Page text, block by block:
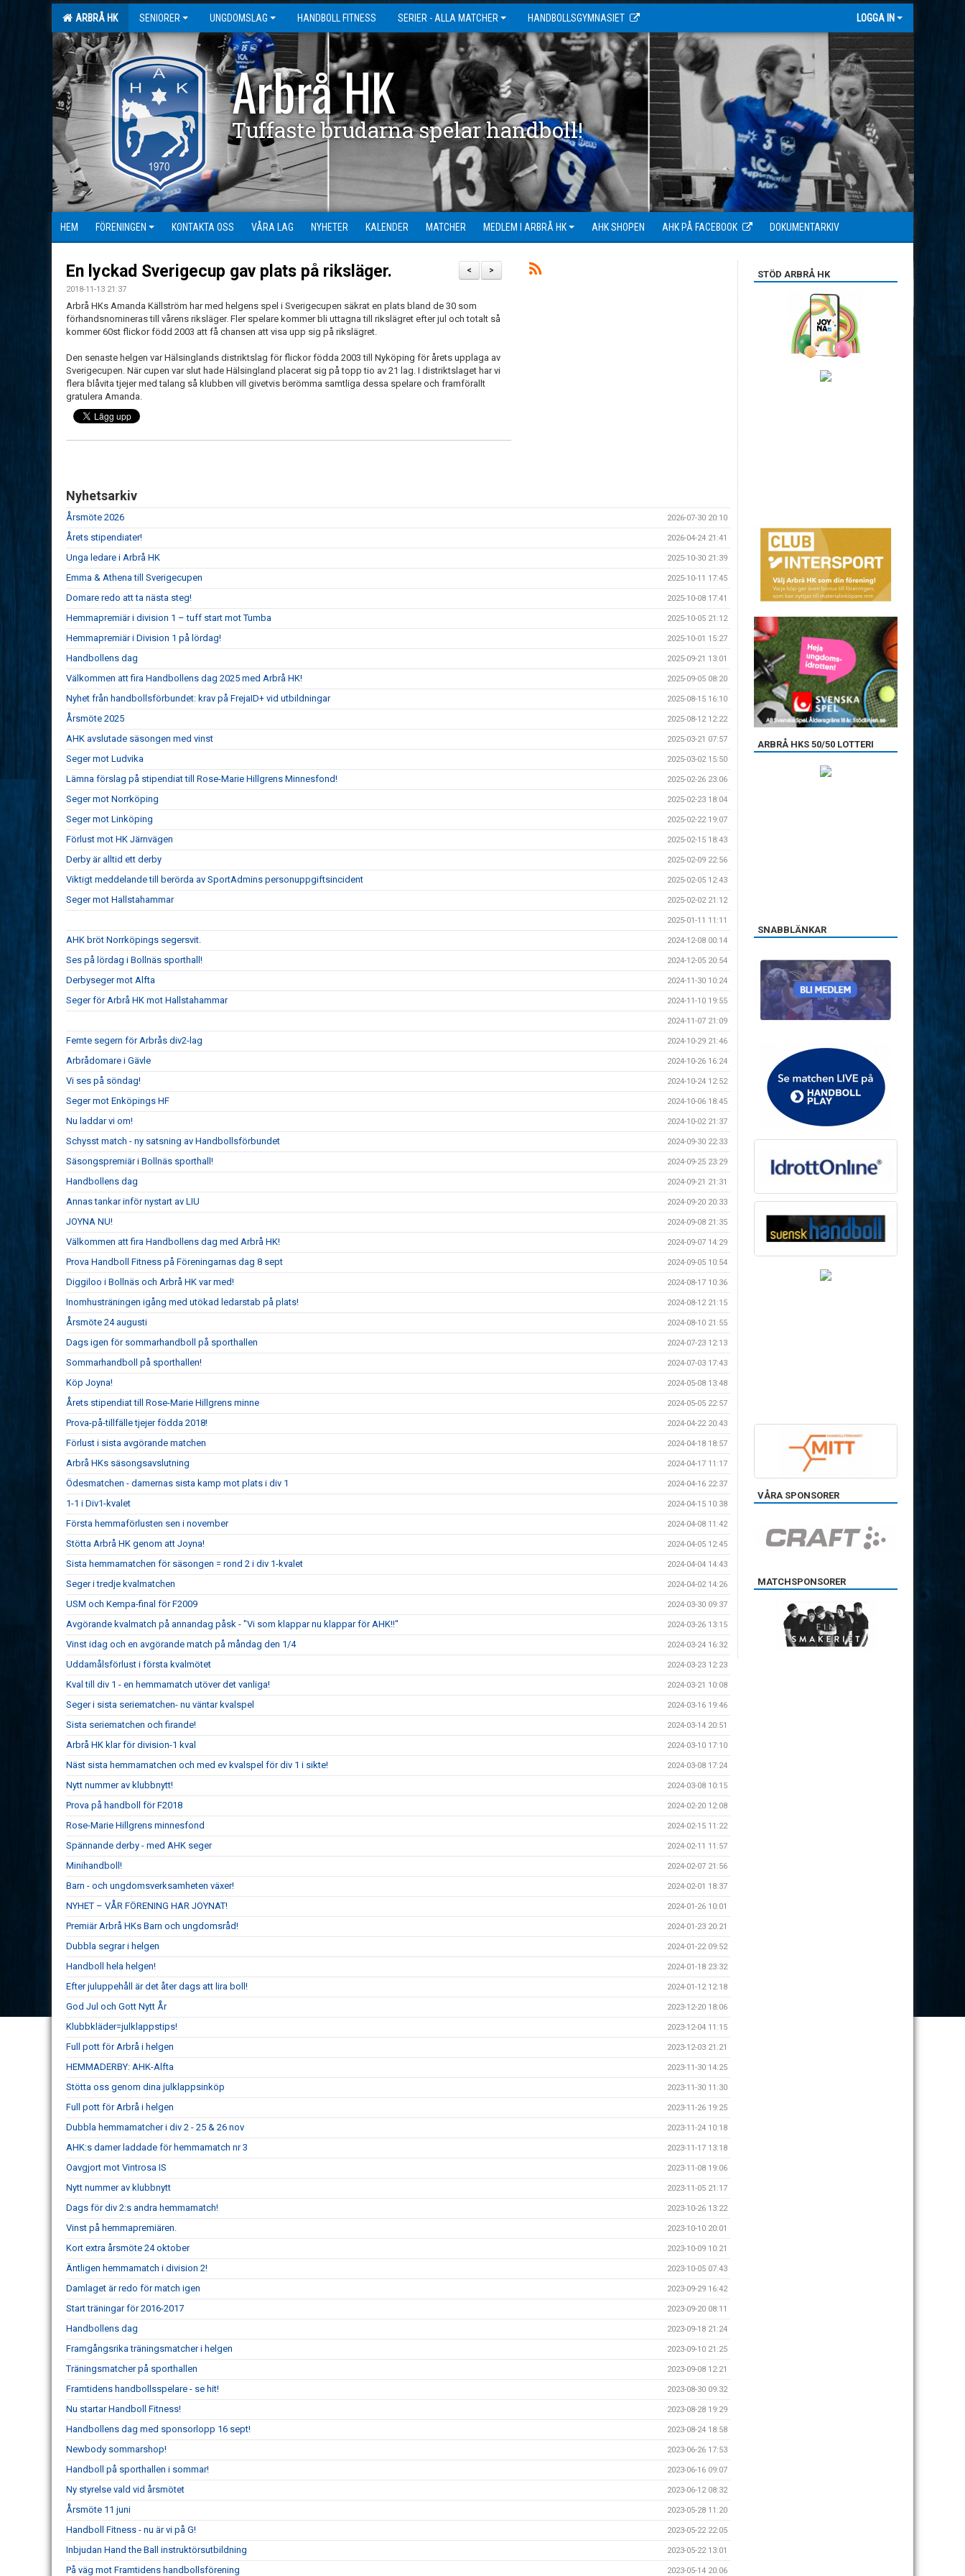
ARBRÅ HK SENIORER UNGDOMSLAG HANDBOLL FITNESS SERIER - ALLA MATCHER HANDBOLLSGYMNASIET LOGGA IN
Arbrå HK
Tuffaste brudarna spelar handboll!
HEM FÖRENINGEN KONTAKTA OSS VÅRA LAG NYHETER KALENDER MATCHER MEDLEM I ARBRÅ HK AHK SHOPEN AHK PÅ FACEBOOK DOKUMENTARKIV
>
<
En lyckad Sverigecup gav plats på riksläger.
2018-11-13 21:37
Arbrå HKs Amanda Källström har med helgens spel i Sverigecupen säkrat en plats bland de 30 som
förhandsnomineras till vårens riksläger. Fler spelare kommer bli uttagna till rikslägret efter jul och totalt så
kommer 60st flickor född 2003 att få chansen att visa upp sig på rikslägret.
Den senaste helgen var Hälsinglands distriktslag för flickor födda 2003 till Nyköping för årets upplaga av
Sverigecupen. När cupen var slut hade Hälsingland placerat sig på topp tio av 21 lag. I distriktslaget har vi
flera blåvita tjejer med talang så klubben vill givetvis berömma samtliga dessa spelare och framförallt
gratulera Amanda.
Nyhetsarkiv
Årsmöte 2026 2026-07-30 20:10
Årets stipendiater! 2026-04-24 21:41
Unga ledare i Arbrå HK 2025-10-30 21:39
Emma & Athena till Sverigecupen 2025-10-11 17:45
Domare redo att ta nästa steg! 2025-10-08 17:41
Hemmapremiär i division 1 – tuff start mot Tumba 2025-10-05 21:12
Hemmapremiär i Division 1 på lördag! 2025-10-01 15:27
Handbollens dag 2025-09-21 13:01
Välkommen att fira Handbollens dag 2025 med Arbrå HK! 2025-09-05 08:20
Nyhet från handbollsförbundet: krav på FrejaID+ vid utbildningar 2025-08-15 16:10
Årsmöte 2025 2025-08-12 12:22
AHK avslutade säsongen med vinst 2025-03-21 07:57
Seger mot Ludvika 2025-03-02 15:50
Lämna förslag på stipendiat till Rose-Marie Hillgrens Minnesfond! 2025-02-26 23:06
Seger mot Norrköping 2025-02-23 18:04
Seger mot Linköping 2025-02-22 19:07
Förlust mot HK Järnvägen 2025-02-15 18:43
Derby är alltid ett derby 2025-02-09 22:56
Viktigt meddelande till berörda av SportAdmins personuppgiftsincident 2025-02-05 12:43
Seger mot Hallstahammar 2025-02-02 21:12
2025-01-11 11:11
AHK bröt Norrköpings segersvit. 2024-12-08 00:14
Ses på lördag i Bollnäs sporthall! 2024-12-05 20:54
Derbyseger mot Alfta 2024-11-30 10:24
Seger för Arbrå HK mot Hallstahammar 2024-11-10 19:55
2024-11-07 21:09
Femte segern för Arbrås div2-lag 2024-10-29 21:46
Arbrådomare i Gävle 2024-10-26 16:24
Vi ses på söndag! 2024-10-24 12:52
Seger mot Enköpings HF 2024-10-06 18:45
Nu laddar vi om! 2024-10-02 21:37
Schysst match - ny satsning av Handbollsförbundet 2024-09-30 22:33
Säsongspremiär i Bollnäs sporthall! 2024-09-25 23:29
Handbollens dag 2024-09-21 21:31
Annas tankar inför nystart av LIU 2024-09-20 20:33
JOYNA NU! 2024-09-08 21:35
Välkommen att fira Handbollens dag med Arbrå HK! 2024-09-07 14:29
Prova Handboll Fitness på Föreningarnas dag 8 sept 2024-09-05 10:54
Diggiloo i Bollnäs och Arbrå HK var med! 2024-08-17 10:36
Inomhusträningen igång med utökad ledarstab på plats! 2024-08-12 21:15
Årsmöte 24 augusti 2024-08-10 21:55
Dags igen för sommarhandboll på sporthallen 2024-07-23 12:13
Sommarhandboll på sporthallen! 2024-07-03 17:43
Köp Joyna! 2024-05-08 13:48
Årets stipendiat till Rose-Marie Hillgrens minne 2024-05-05 22:57
Prova-på-tillfälle tjejer födda 2018! 2024-04-22 20:43
Förlust i sista avgörande matchen 2024-04-18 18:57
Arbrå HKs säsongsavslutning 2024-04-17 11:17
Ödesmatchen - damernas sista kamp mot plats i div 1 2024-04-16 22:37
1-1 i Div1-kvalet 2024-04-15 10:38
Första hemmaförlusten sen i november 2024-04-08 11:42
Stötta Arbrå HK genom att Joyna! 2024-04-05 12:45
Sista hemmamatchen för säsongen = rond 2 i div 1-kvalet 2024-04-04 14:43
Seger i tredje kvalmatchen 2024-04-02 14:26
USM och Kempa-final för F2009 2024-03-30 09:37
Avgörande kvalmatch på annandag påsk - "Vi som klappar nu klappar för AHK!!" 2024-03-26 13:15
Vinst idag och en avgörande match på måndag den 1/4 2024-03-24 16:32
Uddamålsförlust i första kvalmötet 2024-03-23 12:23
Kval till div 1 - en hemmamatch utöver det vanliga! 2024-03-21 10:08
Seger i sista seriematchen- nu väntar kvalspel 2024-03-16 19:46
Sista seriematchen och firande! 2024-03-14 20:51
Arbrå HK klar för division-1 kval 2024-03-10 17:10
Näst sista hemmamatchen och med ev kvalspel för div 1 i sikte! 2024-03-08 17:24
Nytt nummer av klubbnytt! 2024-03-08 10:15
Prova på handboll för F2018 2024-02-20 12:08
Rose-Marie Hillgrens minnesfond 2024-02-15 11:22
Spännande derby - med AHK seger 2024-02-11 11:57
Minihandboll! 2024-02-07 21:56
Barn - och ungdomsverksamheten växer! 2024-02-01 18:37
NYHET – VÅR FÖRENING HAR JOYNAT! 2024-01-26 10:01
Premiär Arbrå HKs Barn och ungdomsråd! 2024-01-23 20:21
Dubbla segrar i helgen 2024-01-22 09:52
Handboll hela helgen! 2024-01-18 23:32
Efter juluppehåll är det åter dags att lira boll! 2024-01-12 12:18
God Jul och Gott Nytt År 2023-12-20 18:06
Klubbkläder=julklappstips! 2023-12-04 11:15
Full pott för Arbrå i helgen 2023-12-03 21:21
HEMMADERBY: AHK-Alfta 2023-11-30 14:25
Stötta oss genom dina julklappsinköp 2023-11-30 11:30
Full pott för Arbrå i helgen 2023-11-26 19:25
Dubbla hemmamatcher i div 2 - 25 & 26 nov 2023-11-24 10:18
AHK:s damer laddade för hemmamatch nr 3 2023-11-17 13:18
Oavgjort mot Vintrosa IS 2023-11-08 19:06
Nytt nummer av klubbnytt 2023-11-05 21:17
Dags för div 2:s andra hemmamatch! 2023-10-26 13:22
Vinst på hemmapremiären. 2023-10-10 20:01
Kort extra årsmöte 24 oktober 2023-10-09 10:21
Äntligen hemmamatch i division 2! 2023-10-05 07:43
Damlaget är redo för match igen 2023-09-29 16:42
Start träningar för 2016-2017 2023-09-20 08:11
Handbollens dag 2023-09-18 21:24
Framgångsrika träningsmatcher i helgen 2023-09-10 21:25
Träningsmatcher på sporthallen 2023-09-08 12:21
Framtidens handbollsspelare - se hit! 2023-08-30 09:32
Nu startar Handboll Fitness! 2023-08-28 19:29
Handbollens dag med sponsorlopp 16 sept! 2023-08-24 18:58
Newbody sommarshop! 2023-06-26 17:53
Handboll på sporthallen i sommar! 2023-06-16 09:07
Ny styrelse vald vid årsmötet 2023-06-12 08:32
Årsmöte 11 juni 2023-05-28 11:20
Handboll Fitness - nu är vi på G! 2023-05-22 22:05
Inbjudan Hand the Ball instruktörsutbildning 2023-05-22 13:01
På väg mot Framtidens handbollsförening 2023-05-14 20:06
STÖD ARBRÅ HK
ARBRÅ HKS 50/50 LOTTERI
SNABBLÄNKAR
VÅRA SPONSORER
MATCHSPONSORER